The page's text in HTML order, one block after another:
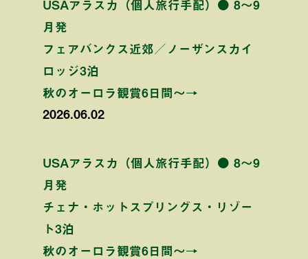
USAアラスカ（個人旅行手配）● 8〜9
月発
フェアバンクス近郊／ノーザンスカイ
ロッジ3泊
秋のオーロラ観賞6日間〜→
2026.06.02
USAアラスカ（個人旅行手配）● 8〜9
月発
チェナ・ホットスプリングス・リゾー
ト3泊
秋のオーロラ観賞6日間〜→